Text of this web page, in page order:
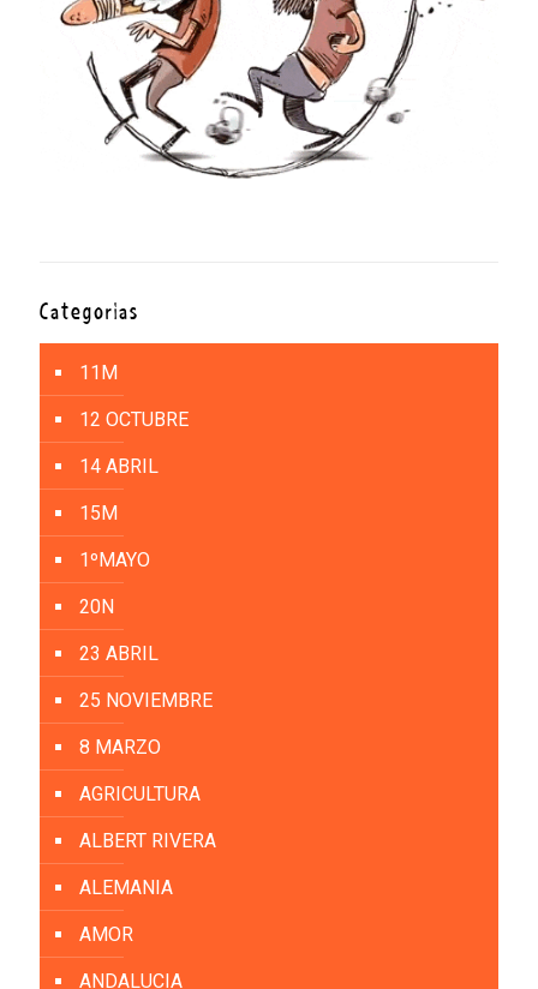
Categorías
11M
12 OCTUBRE
14 ABRIL
15M
1ºMAYO
20N
23 ABRIL
25 NOVIEMBRE
8 MARZO
AGRICULTURA
ALBERT RIVERA
ALEMANIA
AMOR
ANDALUCIA